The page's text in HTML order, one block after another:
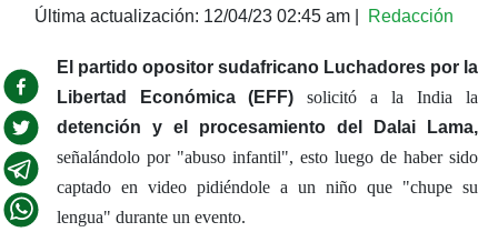
Última actualización: 12/04/23 02:45 am| Redacción
El partido opositor sudafricano Luchadores por la
Libertad Económica (EFF) solicitó a la India la
detención y el procesamiento del Dalai Lama,
señalándolo por "abuso infantil", esto luego de haber sido
captado en video pidiéndole a un niño que "chupe su
lengua" durante un evento.